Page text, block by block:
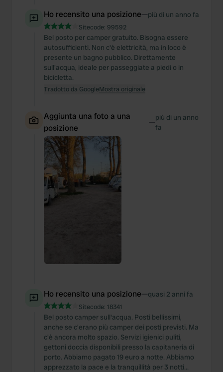
Ho recensito una posizione—più di un anno fa
Sitecode: 99592
Bel posto per camper gratuito. Bisogna essere
autosufficienti. Non c'è elettricità, ma in loco è
presente un bagno pubblico. Direttamente
sull'acqua, ideale per passeggiate a piedi o in
bicicletta.
Tradotto da GoogleMostra originale
Aggiunta una foto a una
posizione
—più di un anno
fa
Ho recensito una posizione—quasi 2 anni fa
Sitecode: 18341
Bel posto camper sull'acqua. Posti bellissimi,
anche se c'erano più camper dei posti previsti. Ma
c'è ancora molto spazio. Servizi igienici puliti,
gettoni doccia disponibili presso la capitaneria di
porto. Abbiamo pagato 19 euro a notte. Abbiamo
apprezzato la pace e la tranquillità per 3 notti...